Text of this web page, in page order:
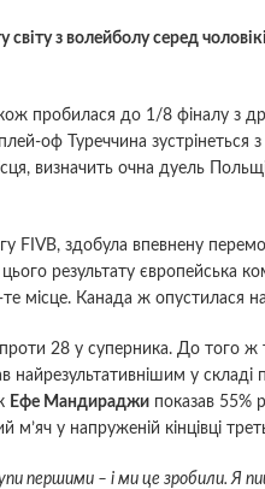
з волейболу серед
пробилася до 1/8 фіналу з
оф Туреччина
визначить очна дуель
FIVB, здобула впевнену
результату європейська
місце. Канада ж опустилася
проти 28 у суперника. До того
найрезультативнішим у складі
Ефе Мандираджи показав 55%
у напруженій кінцівці
першими – і ми це зробили. Я